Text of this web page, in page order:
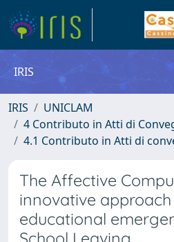
IRIS
IRIS
UNICLAM
4 Contributo in Atti di
4.1 Contributo in Atti di
The Affective
innovative
educational